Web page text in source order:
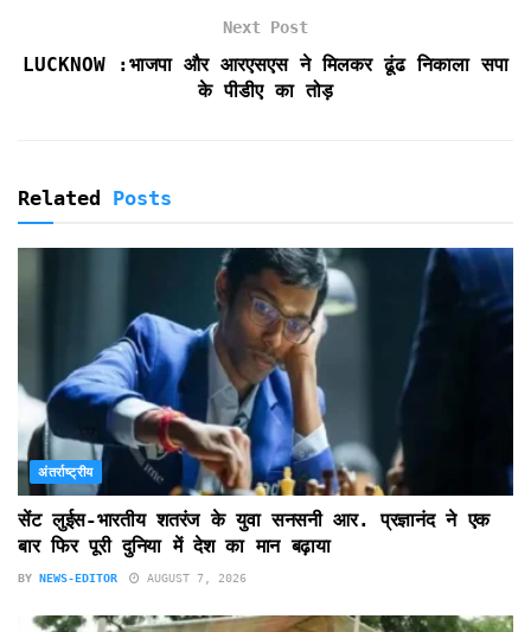
l
Next Post
LUCKNOW :भाजपा और आरएसएस ने मिलकर ढूंढ निकाला सपा
के पीडीए का तोड़
Related Posts
अंतर्राष्ट्रीय
सेंट लुईस-भारतीय शतरंज के युवा सनसनी आर. प्रज्ञानंद ने एक
बार फिर पूरी दुनिया में देश का मान बढ़ाया
BY NEWS-EDITOR AUGUST 7, 2026